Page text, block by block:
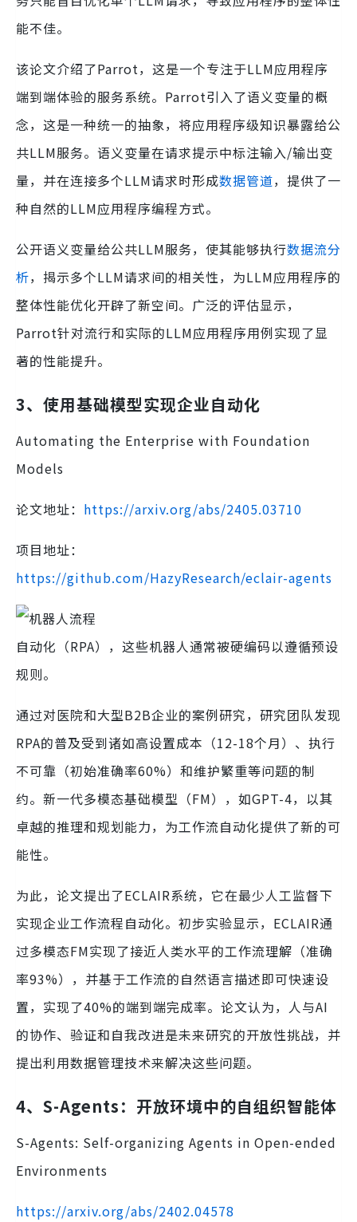
能不佳。
该论文介绍了Parrot，这是一个专注于LLM应用程序
端到端体验的服务系统。Parrot引入了语义变量的概
念，这是一种统一的抽象，将应用程序级知识暴露给公
共LLM服务。语义变量在请求提示中标注输入/输出变
量，并在连接多个LLM请求时形成数据管道，提供了一
种自然的LLM应用程序编程方式。
公开语义变量给公共LLM服务，使其能够执行数据流分
析，揭示多个LLM请求间的相关性，为LLM应用程序的
整体性能优化开辟了新空间。广泛的评估显示，
Parrot针对流行和实际的LLM应用程序用例实现了显
著的性能提升。
3、使用基础模型实现企业自动化
Automating the Enterprise with Foundation
Models
论文地址： https://arxiv.org/abs/2405.03710
项目地址：
https://github.com/HazyResearch/eclair-agents
自动化（RPA），这些机器人通常被硬编码以遵循预设
规则。
通过对医院和大型B2B企业的案例研究，研究团队发现
RPA的普及受到诸如高设置成本（12-18个月）、执行
不可靠（初始准确率60%）和维护繁重等问题的制
约。新一代多模态基础模型（FM），如GPT-4，以其
卓越的推理和规划能力，为工作流自动化提供了新的可
能性。
为此，论文提出了ECLAIR系统，它在最少人工监督下
实现企业工作流程自动化。初步实验显示，ECLAIR通
过多模态FM实现了接近人类水平的工作流理解（准确
率93%），并基于工作流的自然语言描述即可快速设
置，实现了40%的端到端完成率。论文认为，人与AI
的协作、验证和自我改进是未来研究的开放性挑战，并
提出利用数据管理技术来解决这些问题。
4、S-Agents：开放环境中的自组织智能体
S-Agents: Self-organizing Agents in Open-ended
Environments
https://arxiv.org/abs/2402.04578